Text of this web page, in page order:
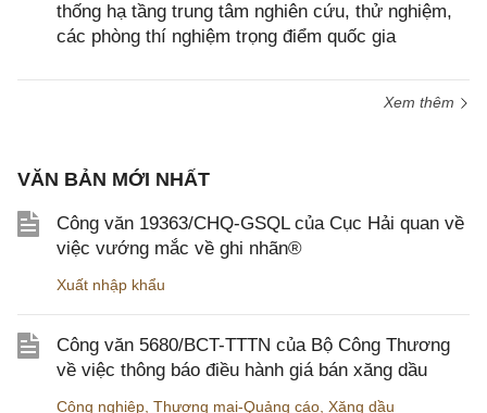
thống hạ tầng trung tâm nghiên cứu, thử nghiệm,
các phòng thí nghiệm trọng điểm quốc gia
Xem thêm
VĂN BẢN MỚI NHẤT
Công văn 19363/CHQ-GSQL của Cục Hải quan về
việc vướng mắc về ghi nhãn®
Xuất nhập khẩu
Công văn 5680/BCT-TTTN của Bộ Công Thương
về việc thông báo điều hành giá bán xăng dầu
Công nghiệp Thương mại-Quảng cáo Xăng dầu